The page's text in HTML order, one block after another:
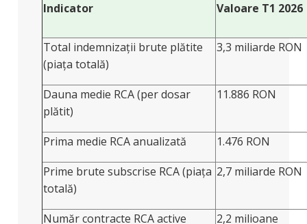
Indicator Valoare T1 2026
Total indemnizații brute plătite
(piața totală)
3,3 miliarde RON
Dauna medie RCA (per dosar
plătit)
11.886 RON
Prima medie RCA anualizată
1.476 RON
Prime brute subscrise RCA (piața
totală)
2,7 miliarde RON
Număr contracte RCA active
2,2 milioane